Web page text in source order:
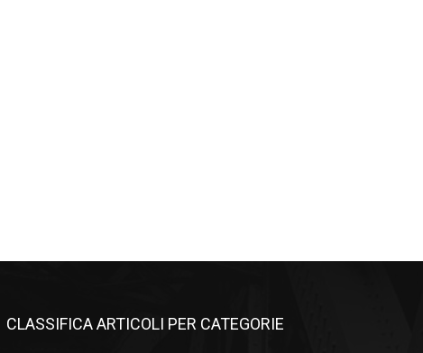
CLASSIFICA ARTICOLI PER CATEGORIE